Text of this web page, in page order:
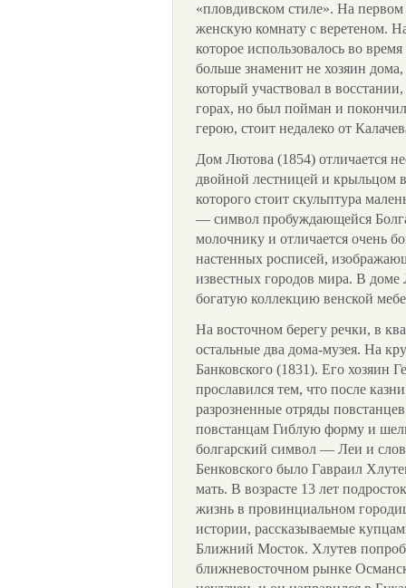
«пловдивском стиле». На
женскую комнату с веретеном.
которое использовалось во
больше знаменит не хозяин
который участвовал в
горах, но был пойман и
герою, стоит недалеко от
Дом Лютова (1854) отличается
двойной лестницей и крыльцом
которого стоит скульптура
— символ пробуждающейся
молочнику и отличается очень
настенных росписей,
известных городов мира. В
богатую коллекцию венской
На восточном берегу речки, в
остальные два дома-музея. На
Банковского (1831). Его хозяин
прославился тем, что после
разрозненные отряды
повстанцам Гиблую форму и
болгарский символ — Леи и
Бенковского было Гавраил
мать. В возрасте 13 лет
жизнь в провинциальном
истории, рассказываемые
Ближний Мосток. Хлутев
ближневосточном рынке